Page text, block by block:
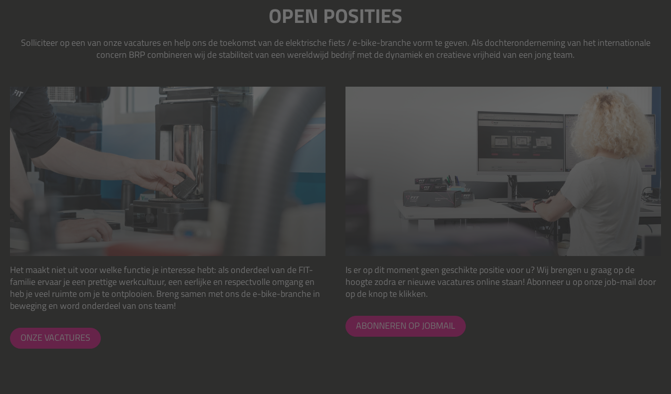
OPEN POSITIES
Solliciteer op een van onze vacatures en help ons de toekomst van de elektrische fiets / e-bike-branche vorm te geven. Als dochteronderneming van het internationale
concern BRP combineren wij de stabiliteit van een wereldwijd bedrijf met de dynamiek en creatieve vrijheid van een jong team.
Het maakt niet uit voor welke functie je interesse hebt: als onderdeel van de FIT-
familie ervaar je een prettige werkcultuur, een eerlijke en respectvolle omgang en
heb je veel ruimte om je te ontplooien. Breng samen met ons de e-bike-branche in
beweging en word onderdeel van ons team!
ONZE VACATURES
Is er op dit moment geen geschikte positie voor u? Wij brengen u graag op de
hoogte zodra er nieuwe vacatures online staan! Abonneer u op onze job-mail door
op de knop te klikken.
ABONNEREN OP JOBMAIL